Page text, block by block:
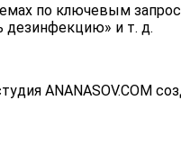
по ключевым
дезинфекцию» и т. д.
ANANASOV.COM